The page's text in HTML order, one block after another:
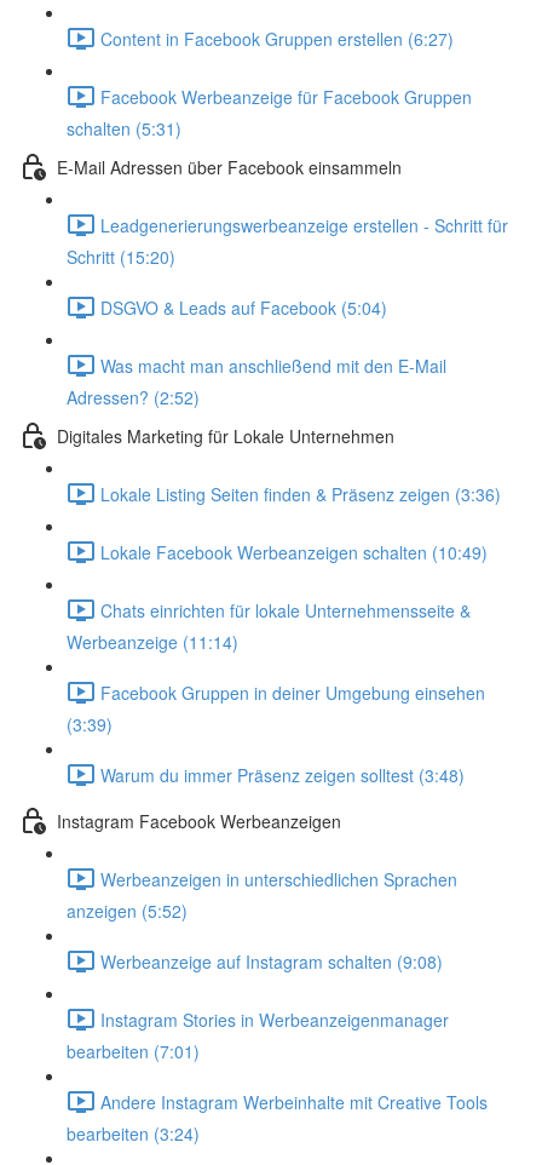
Content in Facebook Gruppen erstellen (6:27)
Facebook Werbeanzeige für Facebook Gruppen
schalten (5:31)
E-Mail Adressen über Facebook einsammeln
Leadgenerierungswerbeanzeige erstellen - Schritt für
Schritt (15:20)
DSGVO & Leads auf Facebook (5:04)
Was macht man anschließend mit den E-Mail
Adressen? (2:52)
Digitales Marketing für Lokale Unternehmen
Lokale Listing Seiten finden & Präsenz zeigen (3:36)
Lokale Facebook Werbeanzeigen schalten (10:49)
Chats einrichten für lokale Unternehmensseite &
Werbeanzeige (11:14)
Facebook Gruppen in deiner Umgebung einsehen
(3:39)
Warum du immer Präsenz zeigen solltest (3:48)
Instagram Facebook Werbeanzeigen
Werbeanzeigen in unterschiedlichen Sprachen
anzeigen (5:52)
Werbeanzeige auf Instagram schalten (9:08)
Instagram Stories in Werbeanzeigenmanager
bearbeiten (7:01)
Andere Instagram Werbeinhalte mit Creative Tools
bearbeiten (3:24)